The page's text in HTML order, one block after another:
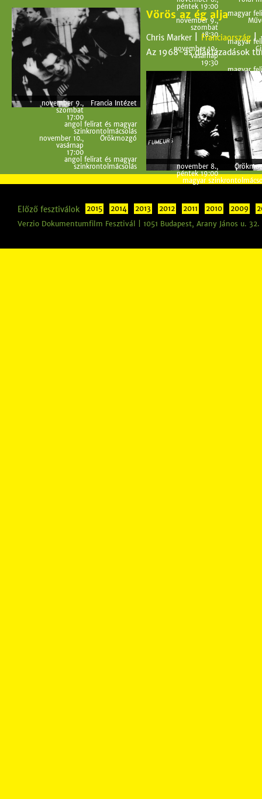
péntek 19:00
magyar
november 9.,
szombat
18:30
magyar
november 10.,
vasárnap
19:30
magyar
november 9.,
szombat
17:00
Francia Intézet
angol felirat és magyar
szinkrontolmácsolás
november 10.,
vasárnap
17:00
Örökmozgó
angol felirat és magyar
szinkrontolmácsolás
Vörös az ég alja
Chris Marker Franciaország |
Az 1968-as diáklázadások
november 8.,
péntek 19:00
magyar
Előző fesztiválok 2015 2014 2013 2012 2011 2010 2009
Verzio Dokumentumfilm Fesztivál | 1051 Budapest, Arany János u.